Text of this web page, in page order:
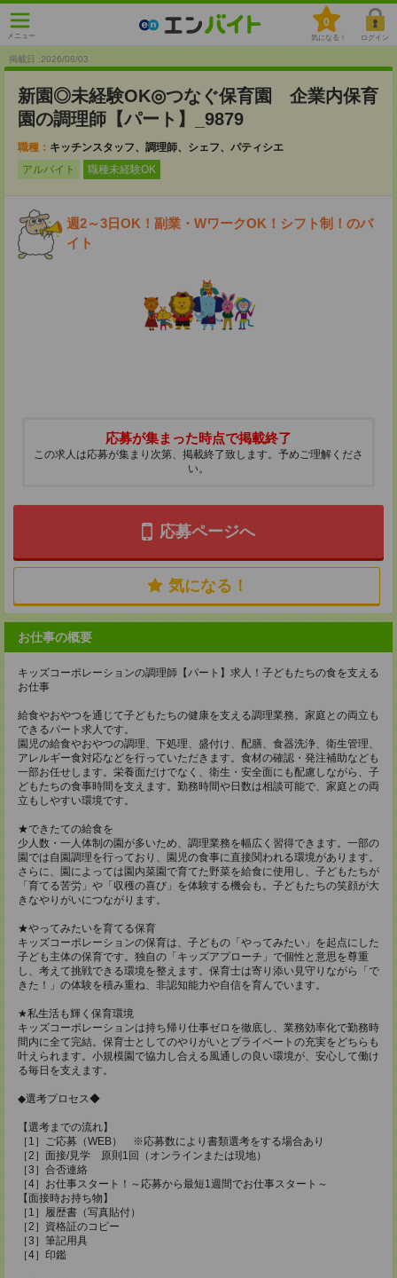
メニュー
0
気になる！ ログイン
掲載日 :2026/08/03
新園◎未経験OK◎つなぐ保育園 企業内保育
園の調理師【パート】_9879
職種： キッチンスタッフ、調理師、シェフ、パティシエ
アルバイト
職種未経験OK
週2～3日OK！副業・WワークOK！シフト制！のバ
イト
応募が集まった時点で掲載終了
この求人は応募が集まり次第、掲載終了致します。予めご理解くださ
い。
応募ページへ
気になる！
お仕事の概要
キッズコーポレーションの調理師【パート】求人！子どもたちの食を支える
お仕事
給食やおやつを通じて子どもたちの健康を支える調理業務。家庭との両立も
できるパート求人です。
園児の給食やおやつの調理、下処理、盛付け、配膳、食器洗浄、衛生管理、
アレルギー食対応などを行っていただきます。食材の確認・発注補助なども
一部お任せします。栄養面だけでなく、衛生・安全面にも配慮しながら、子
どもたちの食事時間を支えます。勤務時間や日数は相談可能で、家庭との両
立もしやすい環境です。
★できたての給食を
少人数・一人体制の園が多いため、調理業務を幅広く習得できます。一部の
園では自園調理を行っており、園児の食事に直接関われる環境があります。
さらに、園によっては園内菜園で育てた野菜を給食に使用し、子どもたちが
「育てる苦労」や「収穫の喜び」を体験する機会も。子どもたちの笑顔が大
きなやりがいにつながります。
★やってみたいを育てる保育
キッズコーポレーションの保育は、子どもの「やってみたい」を起点にした
子ども主体の保育です。独自の「キッズアプローチ」で個性と意思を尊重
し、考えて挑戦できる環境を整えます。保育士は寄り添い見守りながら「で
きた！」の体験を積み重ね、非認知能力や自信を育んでいます。
★私生活も輝く保育環境
キッズコーポレーションは持ち帰り仕事ゼロを徹底し、業務効率化で勤務時
間内に全て完結。保育士としてのやりがいとプライベートの充実をどちらも
叶えられます。小規模園で協力し合える風通しの良い環境が、安心して働け
る毎日を支えます。
◆選考プロセス◆
【選考までの流れ】
［1］ご応募（WEB） ※応募数により書類選考をする場合あり
［2］面接/見学 原則1回（オンラインまたは現地）
［3］合否連絡
［4］お仕事スタート！～応募から最短1週間でお仕事スタート～
【面接時お持ち物】
［1］履歴書（写真貼付）
［2］資格証のコピー
［3］筆記用具
［4］印鑑